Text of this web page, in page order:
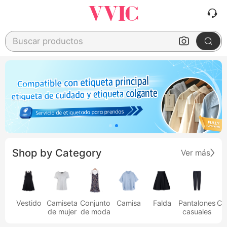
Buscar productos
Shop by Category Ver más
Vestido
Camiseta
de mujer
Conjunto
de moda
Camisa Falda
Pantalones
casuales